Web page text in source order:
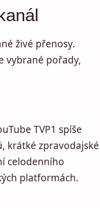
živé přenosy.
vybrané pořady,
TVP1 spíše
krátké zpravodajské
celodenního
platformách.